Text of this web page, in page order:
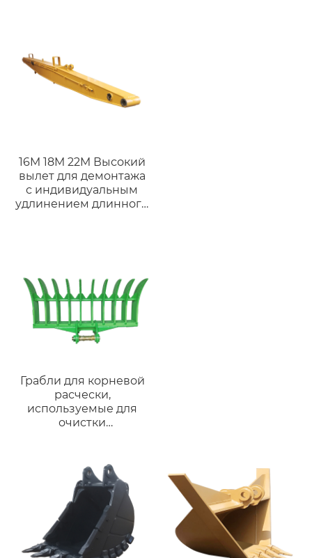
клапан 7234071800
16M 18M 22M Высокий
вылет для демонтажа
с индивидуальным
удлинением длинного
Грабли для корневой
расчески,
используемые для
очистки
типы для Komatsu
PC120 для
экскаваторов 12-17
тонн